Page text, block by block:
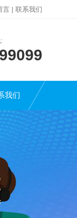
言 | 联系我们
我们